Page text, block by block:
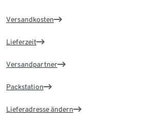
Versandkosten
Lieferzeit
Versandpartner
Packstation
Lieferadresse ändern